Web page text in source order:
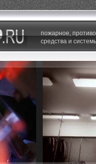
пожарное,
средства и